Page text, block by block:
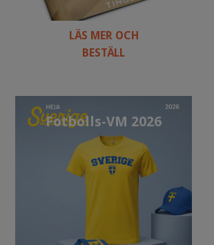
LÄS MER OCH
BESTÄLL
Fotbolls-VM 2026